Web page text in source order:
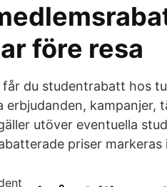
före resa
får du studentrabatt hos
erbjudanden,
utöver eventuella
priser